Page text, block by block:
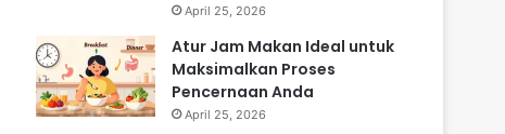
April 25, 2026
Atur Jam Makan Ideal untuk
Maksimalkan Proses
Pencernaan Anda
April 25, 2026